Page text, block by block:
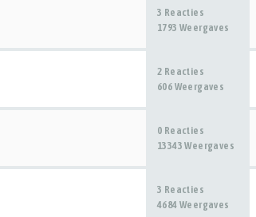
3 Reacties
1793 Weergaves
2 Reacties
606 Weergaves
0 Reacties
13343 Weergaves
3 Reacties
4684 Weergaves